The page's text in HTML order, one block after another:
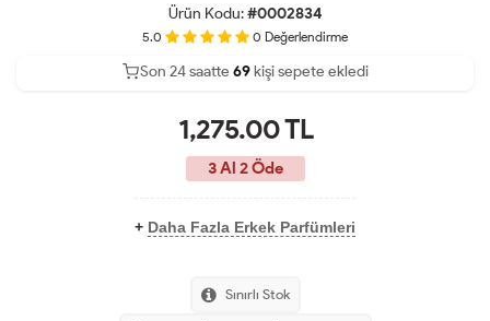
Ürün Kodu:#0002834
5.0 0 Değerlendirme
39
Son 24 saatte 69kişi sepete ekledi
Son 24 saatte16kişi satın aldı
1,275.00TL
3 Al 2 Öde
+ Daha Fazla Erkek Parfümleri
Sınırlı Stok